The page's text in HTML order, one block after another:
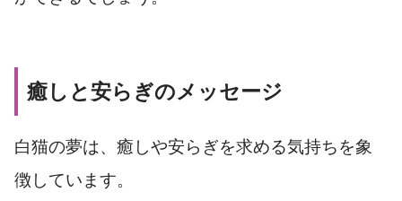
癒しと安らぎのメッセージ
白猫の夢は、癒しや安らぎを求める気持ちを象
徴しています。